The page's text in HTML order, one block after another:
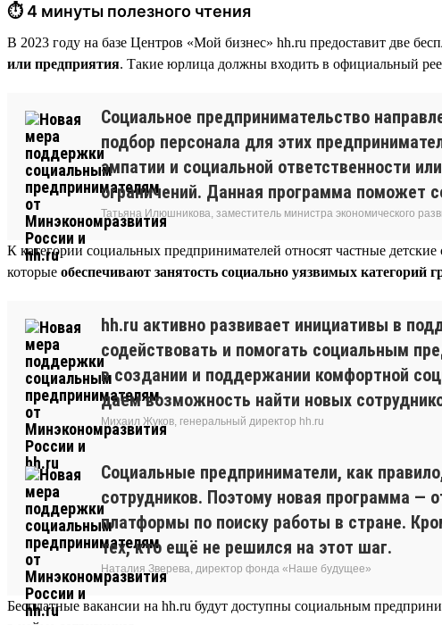
⏱ 4 минуты полезного чтения
В 2023 году на базе Центров «Мой бизнес» hh.ru предоставит две
или предприятия. Такие юрлица должны входить в официальный
Социальное предпринимательство
подбор персонала для этих
эмпатии и социальной ответственности
ограничений. Данная программа поможет
Татьяна Илюшникова, заместитель министра экономического
К категории социальных предпринимателей относят частные
которые обеспечивают занятость социально уязвимых категорий
hh.ru активно развивает инициативы в
содействовать и помогать социальным
в создании и поддержании комфортной
даём возможность найти новых
Михаил Жуков, генеральный директор hh.ru
Социальные предприниматели, как
сотрудников. Поэтому новая программа
платформы по поиску работы в стране.
тех, кто ещё не решился на этот шаг.
Наталия Зверева, директор фонда «Наше будущее»
Бесплатные вакансии на hh.ru будут доступны социальным